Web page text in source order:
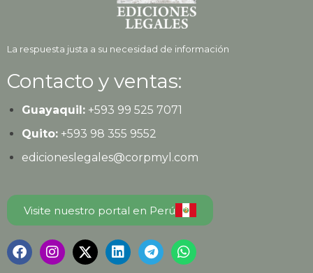
La respuesta justa a su necesidad de información
Contacto y ventas:
Guayaquil:+593 99 525 7071
Quito:+593 98 355 9552
edicioneslegales@corpmyl.com
Visite nuestro portal en Perú